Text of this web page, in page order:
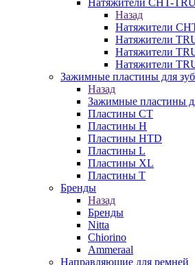
Назад
Натяжители
Натяжители
Натяжители
Натяжители
Зажимные пластины для
Назад
Зажимные пластины
Пластины CT
Пластины H
Пластины HTD
Пластины L
Пластины XL
Пластины T
Бренды
Назад
Бренды
Nitta
Chiorino
Ammeraal
Направляющие для ремней